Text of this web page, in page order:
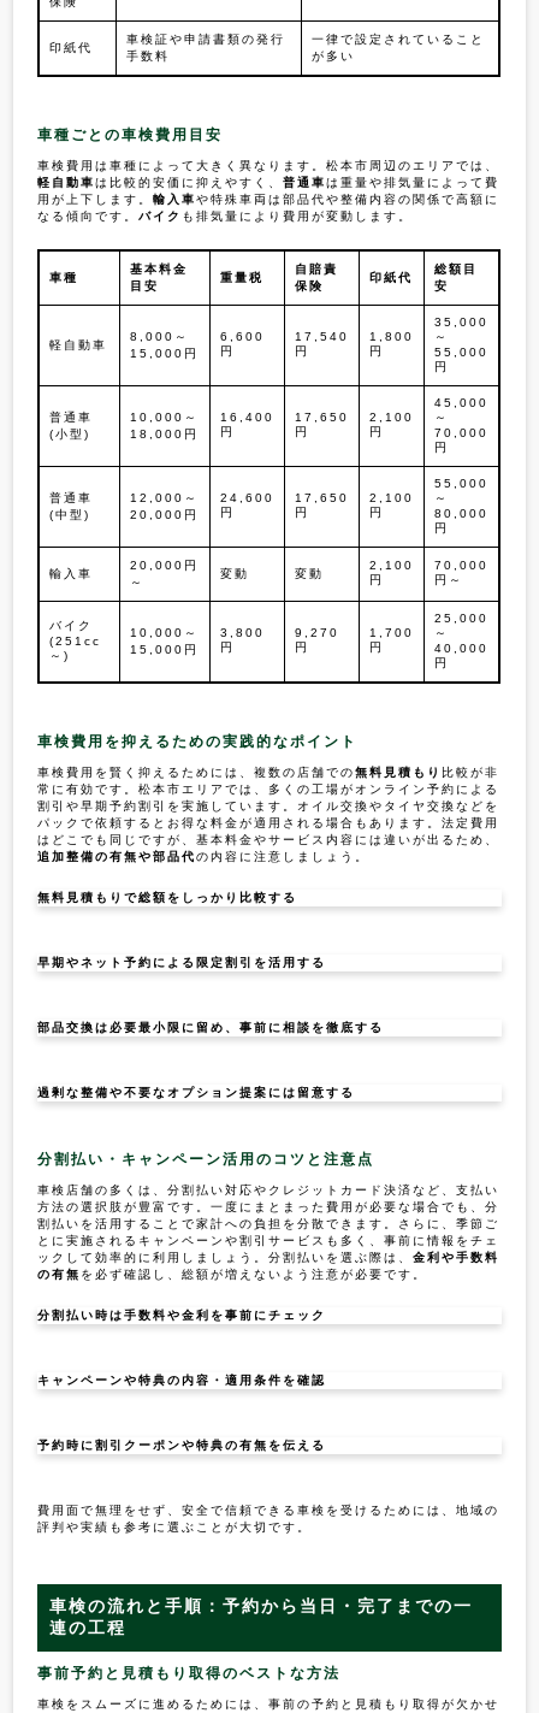
印紙代
車検証や申請書類の発行
手数料
一律で設定されていること
が多い
車種ごとの車検費用目安
車検費用は車種によって大きく異なります。松本市周辺のエリアでは、
軽自動車は比較的安価に抑えやすく、普通車は重量や排気量によって費
用が上下します。輸入車や特殊車両は部品代や整備内容の関係で高額に
なる傾向です。バイク も排気量により費用が変動します。
車種
基本料金
目安
重量税
自賠責
保険
印紙代
総額目
安
軽自動車
8,000～
15,000円
6,600
円
17,540
円
1,800
円
35,000
～
55,000
円
普通車
(小型)
10,000～
18,000円
16,400
円
17,650
円
2,100
円
45,000
～
70,000
円
普通車
(中型)
12,000～
20,000円
24,600
円
17,650
円
2,100
円
55,000
～
80,000
円
輸入車
20,000円
～
変動 変動
2,100
円
70,000
円～
バイク
(251cc
～)
10,000～
15,000円
3,800
円
9,270
円
1,700
円
25,000
～
40,000
円
車検費用を抑えるための実践的なポイント
車検費用を賢く抑えるためには、複数の店舗での無料見積もり 比較が非
常に有効です。松本市エリアでは、多くの工場がオンライン予約による
割引や早期予約割引を実施しています。オイル交換やタイヤ交換などを
パックで依頼するとお得な料金が適用される場合もあります。法定費用
はどこでも同じですが、基本料金やサービス内容には違いが出るため、
追加整備の有無や部品代の内容に注意しましょう。
無料見積もりで総額をしっかり比較する
早期やネット予約による限定割引を活用する
部品交換は必要最小限に留め、事前に相談を徹底する
過剰な整備や不要なオプション提案には留意する
分割払い・キャンペーン活用のコツと注意点
車検店舗の多くは、分割払い対応やクレジットカード決済など、支払い
方法の選択肢が豊富です。一度にまとまった費用が必要な場合でも、分
割払いを活用することで家計への負担を分散できます。さらに、季節ご
とに実施されるキャンペーンや割引サービスも多く、事前に情報をチェ
ックして効率的に利用しましょう。分割払いを選ぶ際は、金利や手数料
の有無 を必ず確認し、総額が増えないよう注意が必要です。
分割払い時は手数料や金利を事前にチェック
キャンペーンや特典の内容・適用条件を確認
予約時に割引クーポンや特典の有無を伝える
費用面で無理をせず、安全で信頼できる車検を受けるためには、地域の
評判や実績も参考に選ぶことが大切です。
車検の流れと手順：予約から当日・完了までの一
連の工程
事前予約と見積もり取得のベストな方法
車検をスムーズに進めるためには、事前の予約と見積もり取得が欠かせ